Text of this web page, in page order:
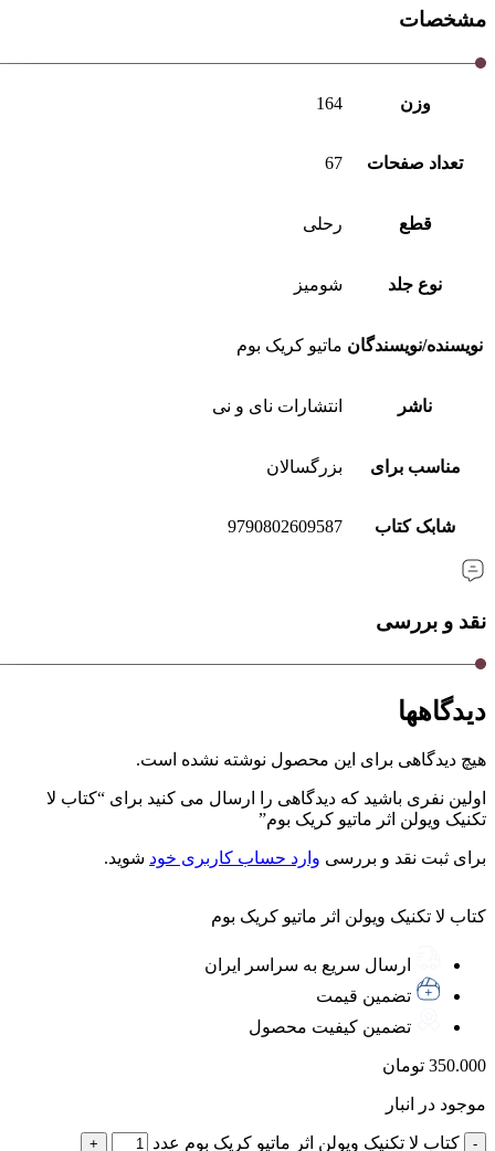
مشخصات
وزن 164
تعداد صفحات 67
قطع رحلی
نوع جلد شومیز
نویسنده/نویسندگان ماتیو کریک بوم
ناشر انتشارات نای و نی
مناسب برای بزرگسالان
شابک کتاب 9790802609587
نقد و بررسی
دیدگاهها
هیچ دیدگاهی برای این محصول نوشته نشده است.
اولین نفری باشید که دیدگاهی را ارسال می کنید برای “کتاب لا
تکنیک ویولن اثر ماتیو کریک بوم”
برای ثبت نقد و بررسی وارد حساب کاربری خود شوید.
کتاب لا تکنیک ویولن اثر ماتیو کریک بوم
ارسال سریع به سراسر ایران
تضمین قیمت
تضمین کیفیت محصول
350.000 تومان
موجود در انبار
کتاب لا تکنیک ویولن اثر ماتیو کریک بوم عدد